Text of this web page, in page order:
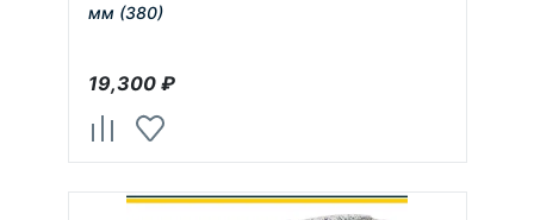
мм (380)
19,300₽